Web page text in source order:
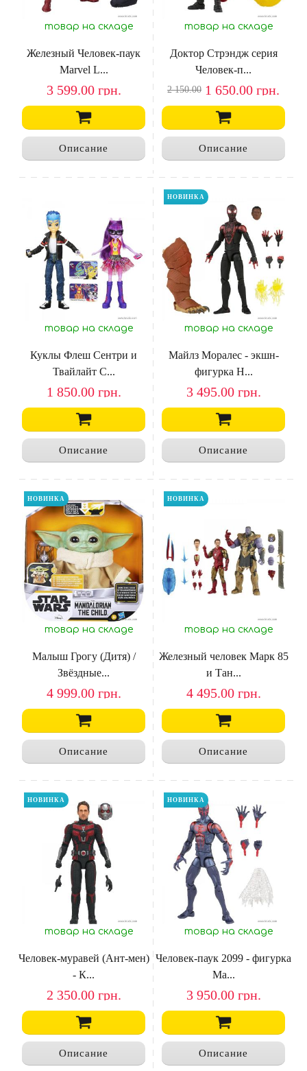
товар на складе
Железный Человек-паук
Marvel L...
3 599.00 грн.
Описание
товар на складе
Доктор Стрэндж серия
Человек-п...
2 150.00 1 650.00 грн.
Описание
товар на складе
Куклы Флеш Сентри и
Твайлайт С...
1 850.00 грн.
Описание
НОВИНКА
товар на складе
Майлз Моралес - экшн-
фигурка H...
3 495.00 грн.
Описание
НОВИНКА
товар на складе
Малыш Грогу (Дитя) /
Звёздные...
4 999.00 грн.
Описание
НОВИНКА
товар на складе
Железный человек Марк 85
и Тан...
4 495.00 грн.
Описание
НОВИНКА
товар на складе
Человек-муравей (Ант-мен)
- К...
2 350.00 грн.
Описание
НОВИНКА
товар на складе
Человек-паук 2099 - фигурка
Ma...
3 950.00 грн.
Описание